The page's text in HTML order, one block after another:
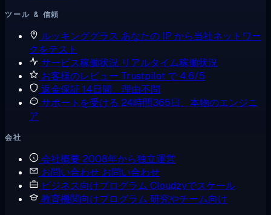
ツール & 信頼
ルッキンググラス あなたの IP から当社ネットワー
クをテスト
サービス稼働状況 リアルタイム稼働状況
お客様のレビュー Trustpilot で 4.6/5
返金保証 14日間、理由不問
サポートを受ける 24時間365日、本物のエンジニ
ア
会社
会社概要 2008年から独立運営
お問い合わせ お問い合わせ
ビジネス向けプログラム Cloudzyでスケール
教育機関向けプログラム 研究やチーム向け